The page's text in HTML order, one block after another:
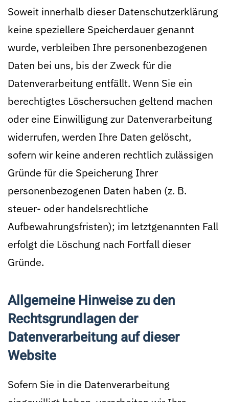
Soweit innerhalb dieser Datenschutzerklärung
keine speziellere Speicherdauer genannt
wurde, verbleiben Ihre personenbezogenen
Daten bei uns, bis der Zweck für die
Datenverarbeitung entfällt. Wenn Sie ein
berechtigtes Löschersuchen geltend machen
oder eine Einwilligung zur Datenverarbeitung
widerrufen, werden Ihre Daten gelöscht,
sofern wir keine anderen rechtlich zulässigen
Gründe für die Speicherung Ihrer
personenbezogenen Daten haben (z. B.
steuer- oder handelsrechtliche
Aufbewahrungsfristen); im letztgenannten Fall
erfolgt die Löschung nach Fortfall dieser
Gründe.
Allgemeine Hinweise zu den
Rechtsgrundlagen der
Datenverarbeitung auf dieser
Website
Sofern Sie in die Datenverarbeitung